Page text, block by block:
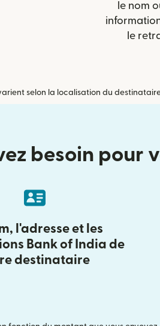
le nom
le
selon la localisation du
besoin pour
l'adresse et les
Bank of India de
destinataire